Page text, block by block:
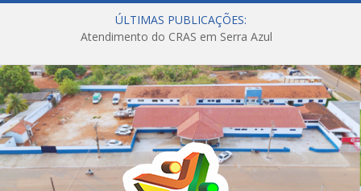
ÚLTIMAS PUBLICAÇÕES:
Atendimento do CRAS em Serra Azul